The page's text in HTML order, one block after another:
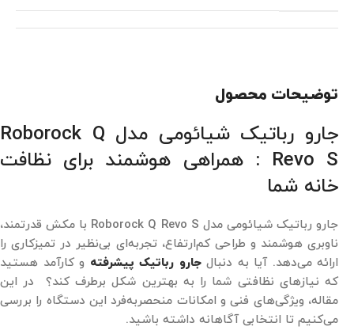
توضیحات محصول
جارو رباتیک شیائومی مدل Roborock Q
Revo S : همراهی هوشمند برای نظافت
خانه شما
جارو رباتیک شیائومی مدل Roborock Q Revo S با مکش قدرتمند،
ناوبری هوشمند و طراحی کم‌ارتفاع، تجربه‌ای بی‌نظیر در تمیزکاری را
ارائه می‌دهد. آیا به دنبالجارو رباتیک پیشرفته و کارآمد هستید
که نیازهای نظافتی شما را به بهترین شکل برطرف کند؟ در این
مقاله، ویژگی‌های فنی و امکانات منحصربه‌فرد این دستگاه را بررسی
می‌کنیم تا انتخابی آگاهانه داشته باشید.